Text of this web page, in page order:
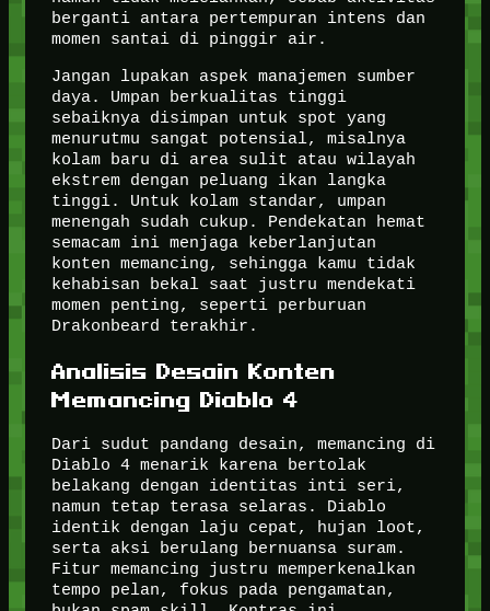
berganti antara pertempuran intens dan
momen santai di pinggir air.
Jangan lupakan aspek manajemen sumber
daya. Umpan berkualitas tinggi
sebaiknya disimpan untuk spot yang
menurutmu sangat potensial, misalnya
kolam baru di area sulit atau wilayah
ekstrem dengan peluang ikan langka
tinggi. Untuk kolam standar, umpan
menengah sudah cukup. Pendekatan hemat
semacam ini menjaga keberlanjutan
konten memancing, sehingga kamu tidak
kehabisan bekal saat justru mendekati
momen penting, seperti perburuan
Drakonbeard terakhir.
Analisis Desain Konten
Memancing Diablo 4
Dari sudut pandang desain, memancing di
Diablo 4 menarik karena bertolak
belakang dengan identitas inti seri,
namun tetap terasa selaras. Diablo
identik dengan laju cepat, hujan loot,
serta aksi berulang bernuansa suram.
Fitur memancing justru memperkenalkan
tempo pelan, fokus pada pengamatan,